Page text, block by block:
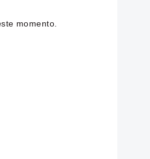
momento.